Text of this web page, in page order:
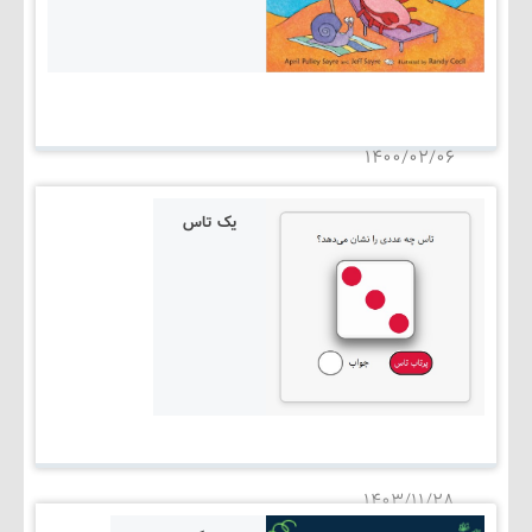
۱۴۰۰/۰۲/۰۶
یک تاس
۱۴۰۳/۱۱/۲۸